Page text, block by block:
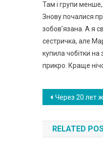
Там і групи
Знову почалися
зобов’язана. А я
сестричка, але
купила чобітки на
прикро. Краще
по
записям
Через 20 лет жена узнала правду о муже: в процессе сбора она
RELATED